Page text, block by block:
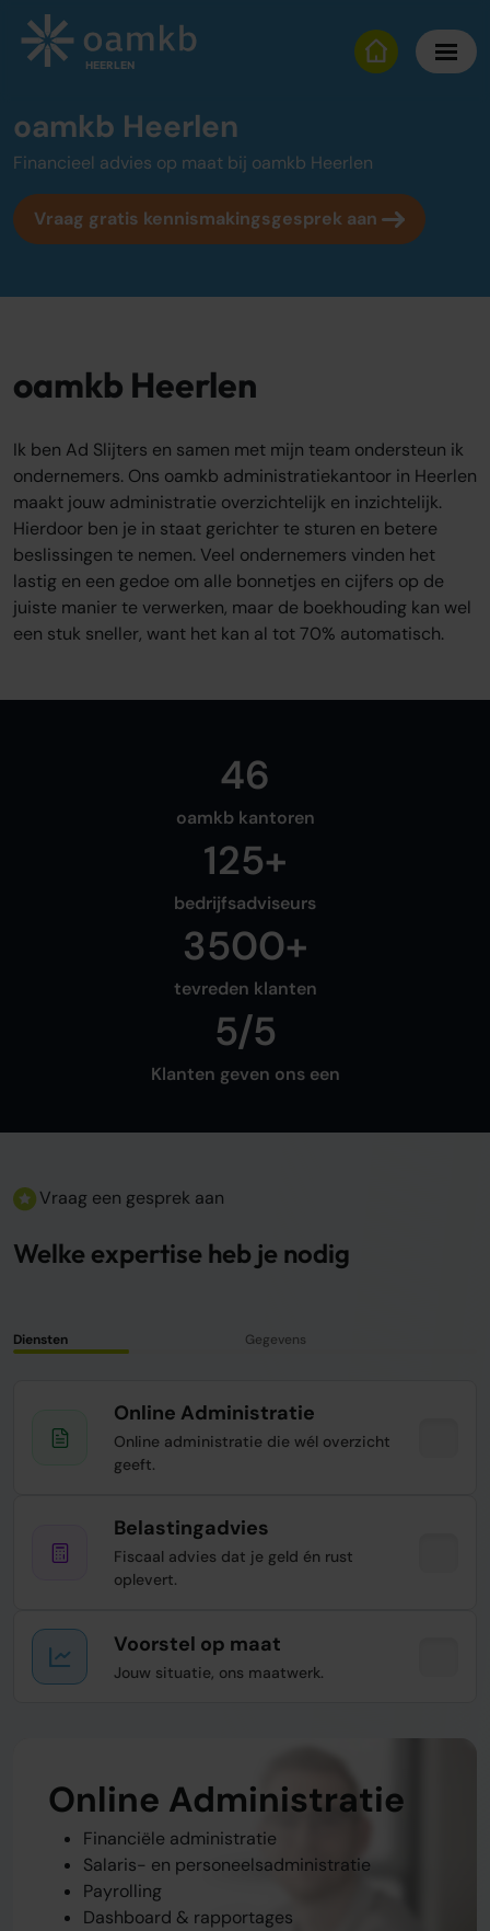
HEERLEN
oamkb Heerlen
oamkb Heerlen
Financieel advies op maat bij oamkb Heerlen
Vraag gratis kennismakingsgesprek aan
oamkb Heerlen
Ik ben Ad Slijters en samen met mijn team ondersteun ik
ondernemers. Ons oamkb administratiekantoor in Heerlen
maakt jouw administratie overzichtelijk en inzichtelijk.
Hierdoor ben je in staat gerichter te sturen en betere
beslissingen te nemen. Veel ondernemers vinden het
lastig en een gedoe om alle bonnetjes en cijfers op de
juiste manier te verwerken, maar de boekhouding kan wel
een stuk sneller, want het kan al tot 70% automatisch.
46
oamkb kantoren
125+
bedrijfsadviseurs
3500+
tevreden klanten
5/5
Klanten geven ons een
Vraag een gesprek aan
Welke expertise heb je nodig
Diensten Gegevens
Online Administratie
Online administratie die wél overzicht
geeft.
Belastingadvies
Fiscaal advies dat je geld én rust
oplevert.
Voorstel op maat
Jouw situatie, ons maatwerk.
Online Administratie
Financiële administratie
Salaris- en personeelsadministratie
Payrolling
Dashboard & rapportages
Belastingadvies
Belastingaangifte BTW, VPB, IB, etc.
Fiscaal advies & planning
Aftrekposten voor ondernemers
Voorstel op maat
Werkzaamheden op maat
Advies- en stappenplan
Scan van jouw situatie
Duidelijk en vast tarief
Diensten
Online Administratie
Altijd inzicht, vaste maandprijs
Over ons
Onze tarieven
Adviescentrum
Sluit je aan
Word oamkb partner
Contact
FAQ
Login